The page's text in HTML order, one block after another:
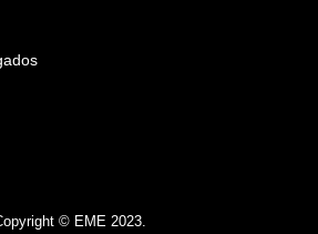
© EME 2023.